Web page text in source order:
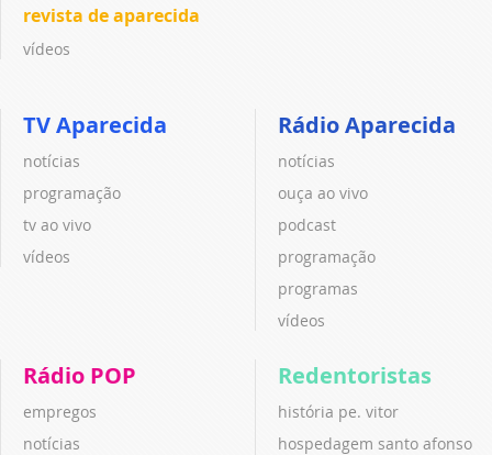
revista de aparecida
vídeos
TV Aparecida
notícias
programação
tv ao vivo
vídeos
Rádio Aparecida
notícias
ouça ao vivo
podcast
programação
programas
vídeos
Rádio POP
empregos
notícias
Redentoristas
história pe. vitor
hospedagem santo afonso